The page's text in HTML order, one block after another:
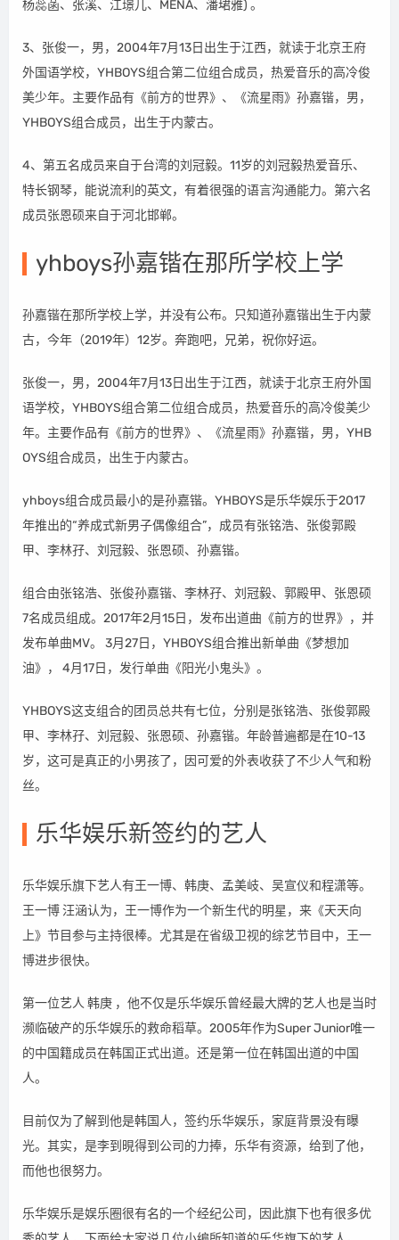
杨蕊菡、张溪、江璟儿、MENA、潘珺雅) 。
3、张俊一，男，2004年7月13日出生于江西，就读于北京王府
外国语学校，YHBOYS组合第二位组合成员，热爱音乐的高冷俊
美少年。主要作品有《前方的世界》、《流星雨》孙嘉锴，男，
YHBOYS组合成员，出生于内蒙古。
4、第五名成员来自于台湾的刘冠毅。11岁的刘冠毅热爱音乐、
特长钢琴，能说流利的英文，有着很强的语言沟通能力。第六名
成员张恩硕来自于河北邯郸。
yhboys孙嘉锴在那所学校上学
孙嘉锴在那所学校上学，并没有公布。只知道孙嘉锴出生于内蒙
古，今年（2019年）12岁。奔跑吧，兄弟，祝你好运。
张俊一，男，2004年7月13日出生于江西，就读于北京王府外国
语学校，YHBOYS组合第二位组合成员，热爱音乐的高冷俊美少
年。主要作品有《前方的世界》、《流星雨》孙嘉锴，男，YHB
OYS组合成员，出生于内蒙古。
yhboys组合成员最小的是孙嘉锴。YHBOYS是乐华娱乐于2017
年推出的“养成式新男子偶像组合”，成员有张铭浩、张俊郭殿
甲、李林孖、刘冠毅、张恩硕、孙嘉锴。
组合由张铭浩、张俊孙嘉锴、李林孖、刘冠毅、郭殿甲、张恩硕
7名成员组成。2017年2月15日，发布出道曲《前方的世界》，并
发布单曲MV。 3月27日，YHBOYS组合推出新单曲《梦想加
油》， 4月17日，发行单曲《阳光小鬼头》。
YHBOYS这支组合的团员总共有七位，分别是张铭浩、张俊郭殿
甲、李林孖、刘冠毅、张恩硕、孙嘉锴。年龄普遍都是在10-13
岁，这可是真正的小男孩了，因可爱的外表收获了不少人气和粉
丝。
乐华娱乐新签约的艺人
乐华娱乐旗下艺人有王一博、韩庚、孟美岐、吴宣仪和程潇等。
王一博 汪涵认为，王一博作为一个新生代的明星，来《天天向
上》节目参与主持很棒。尤其是在省级卫视的综艺节目中，王一
博进步很快。
第一位艺人 韩庚 ，他不仅是乐华娱乐曾经最大牌的艺人也是当时
濒临破产的乐华娱乐的救命稻草。2005年作为Super Junior唯一
的中国籍成员在韩国正式出道。还是第一位在韩国出道的中国
人。
目前仅为了解到他是韩国人，签约乐华娱乐，家庭背景没有曝
光。其实，是李到晛得到公司的力捧，乐华有资源，给到了他，
而他也很努力。
乐华娱乐是娱乐圈很有名的一个经纪公司，因此旗下也有很多优